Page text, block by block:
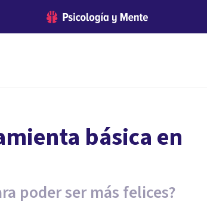
básica en
poder ser más felices?